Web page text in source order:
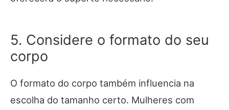
5. Considere o formato do seu
corpo
O formato do corpo também influencia na
escolha do tamanho certo. Mulheres com